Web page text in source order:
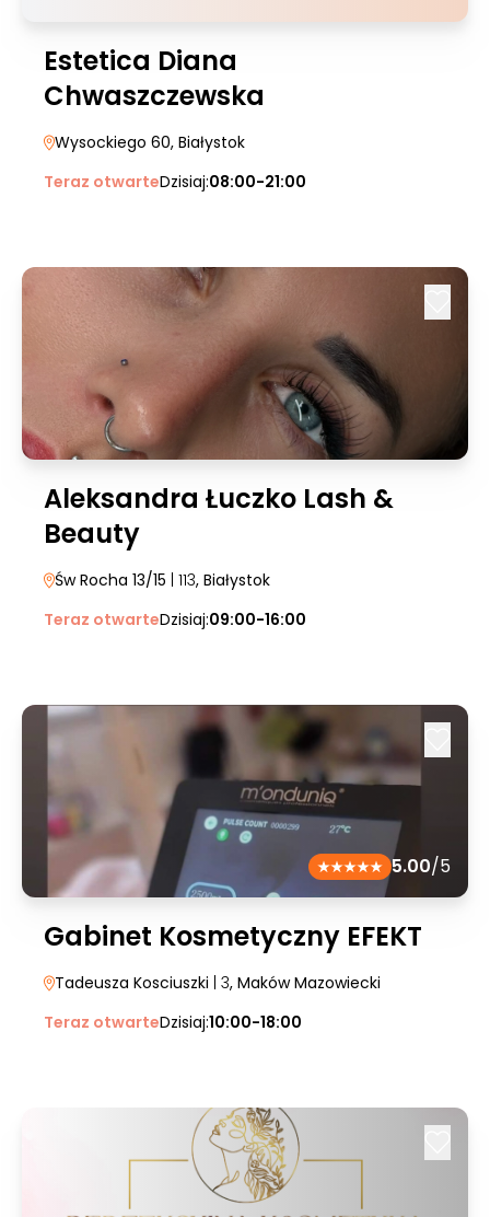
Estetica Diana
Chwaszczewska
Wysockiego 60, Białystok
Teraz otwarteDzisiaj:08:00-21:00
Aleksandra Łuczko Lash &
Beauty
Św Rocha 13/15 | 113, Białystok
Teraz otwarteDzisiaj:09:00-16:00
5.00/5
Gabinet Kosmetyczny EFEKT
Tadeusza Kosciuszki | 3, Maków Mazowiecki
Teraz otwarteDzisiaj:10:00-18:00